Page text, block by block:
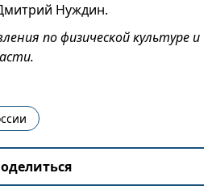
Нуждин.
по физической культуре и